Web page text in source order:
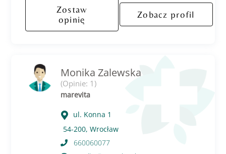
Zostaw
opinię
Zobacz profil
Monika Zalewska
(Opinie: 1)
marevita
ul. Konna 1
54-200, Wrocław
660060077